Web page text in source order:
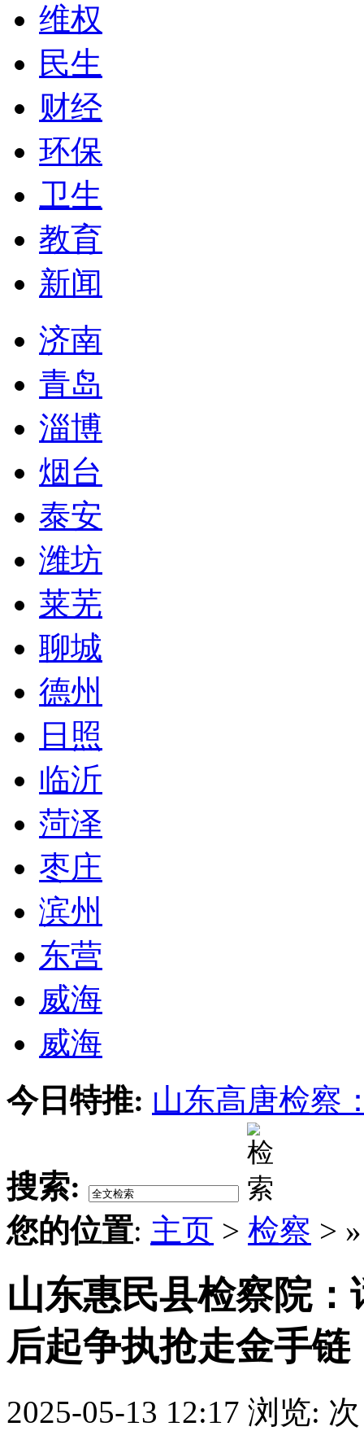
维权
民生
财经
环保
卫生
教育
新闻
济南
青岛
淄博
烟台
泰安
潍坊
莱芜
聊城
德州
日照
临沂
菏泽
枣庄
滨州
东营
威海
威海
今日特推: 山东高唐检察
搜索:
您的位置: 主页 > 检察 >
山东惠民县检察院
后起争执抢走金手链
2025-05-13 12:17 浏览: 次